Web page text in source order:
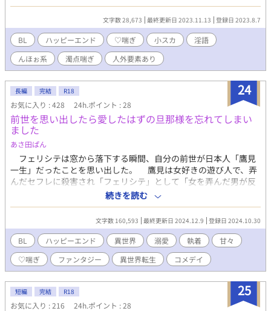
エンですがそこに至るまでに受けくんに不憫な目に合ってもらう
のも性癖な私です。 何が来ても美味しく食べる方のみどうぞです
♡
文字数 28,673 最終更新日 2023.11.13 登録日 2023.8.7
BL ハッピーエンド ♡喘ぎ 小スカ
淫語
んほぉ系
濁点喘ぎ 人外要素あり
24
長編 完結 R18
お気に入り : 428 24h.ポイント : 28
前世を思い出したら愛したはずの旦那様を忘れてしまい
ました
あさ田ぱん
フェリシテは窓から落下する瞬間、自分の前世が日本人「鷹見
一生」だったことを思い出した。 鷹見は女好きの遊び人で、弄
んだセフレに殺害され「フェリシテ」として「女を弄んだ男が反
省する世界線」に転生していた。 与えられたチートは「人に親
切にするとギリ、死なない」というもので、逆にいうと「人に親
切にしないとギリ、死んでしまう」という実質お仕置き的な能力
だった。そのうえ結婚相手は男。 窓から落下したショックで夫
のことや今世の記憶をフェリシテになった鷹見はすっかり失くし
てしまっていたのだが、なぜかフェリシテの『身体』は魔法・料
理・縫物などいろいろと覚えていた。しかも夫とのえっちも、ば
っちり覚えていて、感じてしまった上にフェリシテが夫を心から
愛していたと気付いてしまう。 ※美形辺境伯攻め×元遊び人の美
形王子受け ※R18は※でお知らせします
続きを読む
文字数 160,593 最終更新日 2024.12.9 登録日 2024.10.30
BL ハッピーエンド 異世界 溺愛 執着
甘々
♡喘ぎ
ファンタジー 異世界転生 コメデイ
25
短編 完結 R18
お気に入り : 216 24h.ポイント : 28